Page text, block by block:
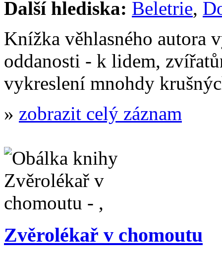
Další hlediska: Beletrie,
Knížka věhlasného autora
oddanosti - k lidem,
vykreslení mnohdy
» zobrazit celý záznam
Zvěrolékař v chomoutu